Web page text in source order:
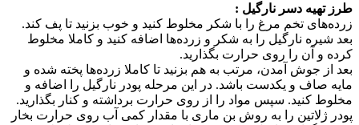
طرز تهیه دسر نارگیل :
زرده‌های تخم مرغ را با شکر مخلوط کنید و خوب بزنید تا پف کند.
بعد شیره نارگیل را به شکر و زرده‌ها اضافه کنید و کاملا مخلوط
کرده و آن را روی حرارت بگذارید.
بعد از جوش آمدن، مرتب به هم بزنید تا کاملا زرده‌ها پخته شده و
مایه صاف و یکدست باشد.‌ در این مرحله پودر نارگیل را اضافه و
مخلوط کنید. سپس مواد را از روی حرارت برداشته و کنار بگذارید. ‌
پودر ژلاتین را به روش بن ماری با مقدار کمی آب روی حرارت بخار